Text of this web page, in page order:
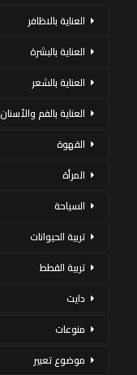
العناية بالاظافر
العناية بالبشرة
العناية بالشعر
العناية بالفم والأسنان
القهوة
المرأة
السياحة
تربية الحيوانات
تربية القطط
دايت
منوعات
موضوع تعبير